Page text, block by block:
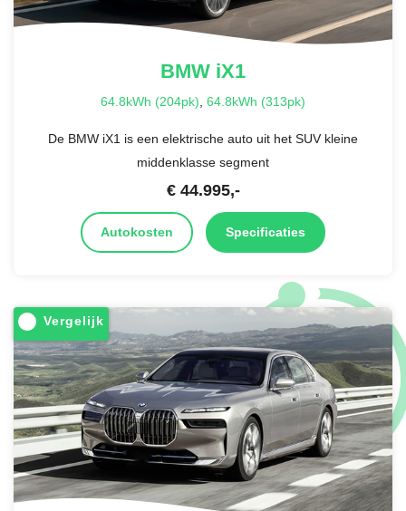
BMW iX1
64.8kWh (204pk), 64.8kWh (313pk)
De BMW iX1 is een elektrische auto uit het SUV kleine
middenklasse segment
€ 44.995,-
Autokosten Specificaties
Vergelijk